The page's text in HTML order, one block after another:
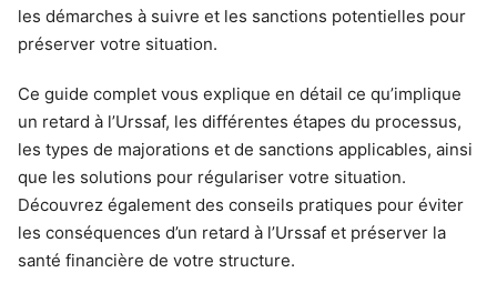
les démarches à suivre et les sanctions potentielles pour
préserver votre situation.
Ce guide complet vous explique en détail ce qu’implique
un retard à l’Urssaf, les différentes étapes du processus,
les types de majorations et de sanctions applicables, ainsi
que les solutions pour régulariser votre situation.
Découvrez également des conseils pratiques pour éviter
les conséquences d’un retard à l’Urssaf et préserver la
santé financière de votre structure.